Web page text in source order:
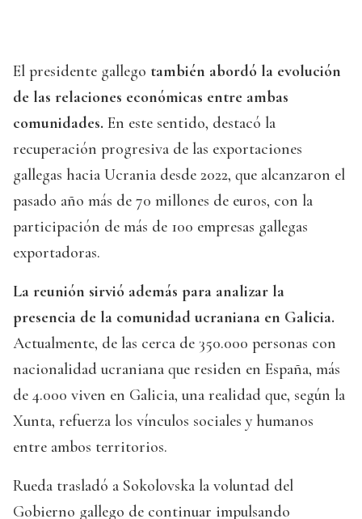
El presidente gallego también abordó la evolución
de las relaciones económicas entre ambas
comunidades. En este sentido, destacó la
recuperación progresiva de las exportaciones
gallegas hacia Ucrania desde 2022, que alcanzaron el
pasado año más de 70 millones de euros, con la
participación de más de 100 empresas gallegas
exportadoras.
La reunión sirvió además para analizar la
presencia de la comunidad ucraniana en Galicia.
Actualmente, de las cerca de 350.000 personas con
nacionalidad ucraniana que residen en España, más
de 4.000 viven en Galicia, una realidad que, según la
Xunta, refuerza los vínculos sociales y humanos
entre ambos territorios.
Rueda trasladó a Sokolovska la voluntad del
Gobierno gallego de continuar impulsando